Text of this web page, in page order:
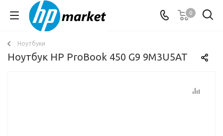
0
Ноутбуки
Ноутбук HP ProBook 450 G9 9M3U5AT